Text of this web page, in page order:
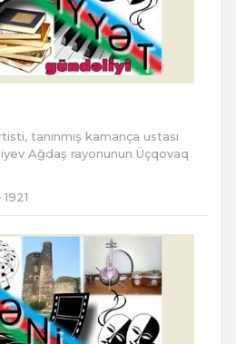
tanınmış kamança ustası
Ağdaş rayonunun Üçqovaq
1921